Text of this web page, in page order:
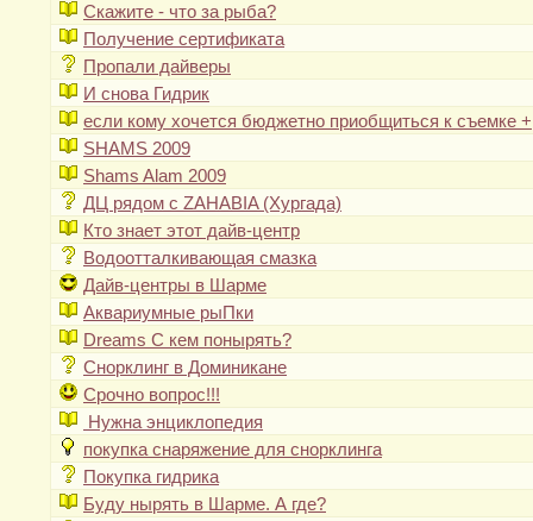
Скажите - что за рыба?
Получение сертификата
Пропали дайверы
И снова Гидрик
если кому хочется бюджетно приобщиться к съемке +
SHAMS 2009
Shams Alam 2009
ДЦ рядом с ZAHABIA (Хургада)
Кто знает этот дайв-центр
Водоотталкивающая смазка
Дайв-центры в Шарме
Аквариумные рыПки
Dreams С кем понырять?
Снорклинг в Доминикане
Cрочно вопрос!!!
Нужна энциклопедия
покупка снаряжение для снорклинга
Покупка гидрика
Буду нырять в Шарме. А где?